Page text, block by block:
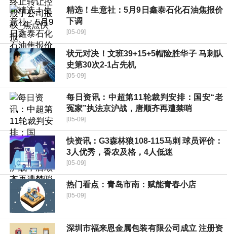
精选！生意社：5月9日鑫泰石化石油焦报价
下调
[05-09]
状元对决！文班39+15+5帽险胜华子 马刺队
史第30次2-1占先机
[05-09]
每日资讯：中超第11轮裁判安排：国安“老
冤家”执法京沪战，唐顺齐再遭禁哨
[05-09]
快资讯：G3森林狼108-115马刺 球员评价：
3人优秀，香农及格，4人低迷
[05-09]
热门看点：青岛市南：赋能青春小店
[05-09]
深圳市福来恩金属包装有限公司成立 注册资